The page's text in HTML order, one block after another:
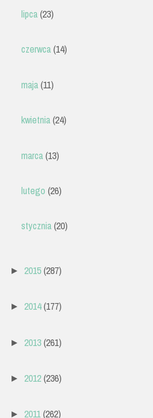
lipca(23)
czerwca(14)
maja(11)
kwietnia(24)
marca(13)
lutego (26)
stycznia(20)
► 2015(287)
► 2014(177)
► 2013(261)
► 2012(236)
► 2011(262)